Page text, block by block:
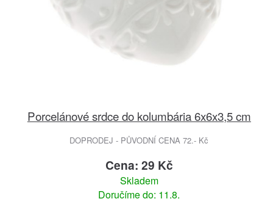
Porcelánové srdce do kolumbária 6x6x3,5 cm
DOPRODEJ - PŮVODNÍ CENA 72.- Kč
Cena: 29 Kč
Skladem
Doručíme do: 11.8.